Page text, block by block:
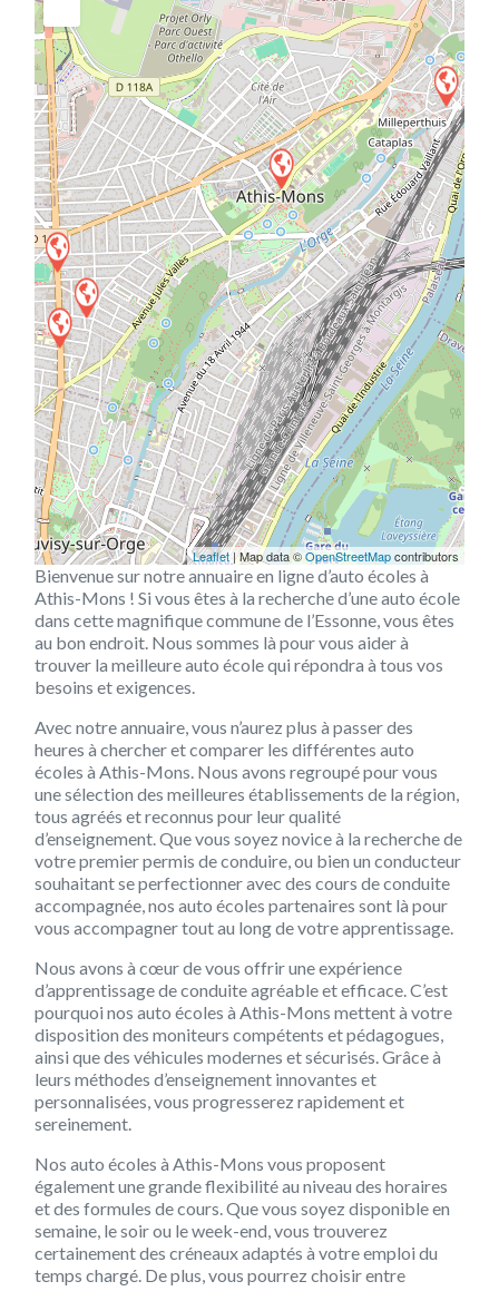
Leaflet | Map data ©OpenStreetMapcontributors
Bienvenue sur notre annuaire en ligne d’auto écoles à
Athis-Mons ! Si vous êtes à la recherche d’une auto école
dans cette magnifique commune de l’Essonne, vous êtes
au bon endroit. Nous sommes là pour vous aider à
trouver la meilleure auto école qui répondra à tous vos
besoins et exigences.
Avec notre annuaire, vous n’aurez plus à passer des
heures à chercher et comparer les différentes auto
écoles à Athis-Mons. Nous avons regroupé pour vous
une sélection des meilleures établissements de la région,
tous agréés et reconnus pour leur qualité
d’enseignement. Que vous soyez novice à la recherche de
votre premier permis de conduire, ou bien un conducteur
souhaitant se perfectionner avec des cours de conduite
accompagnée, nos auto écoles partenaires sont là pour
vous accompagner tout au long de votre apprentissage.
Nous avons à cœur de vous offrir une expérience
d’apprentissage de conduite agréable et efficace. C’est
pourquoi nos auto écoles à Athis-Mons mettent à votre
disposition des moniteurs compétents et pédagogues,
ainsi que des véhicules modernes et sécurisés. Grâce à
leurs méthodes d’enseignement innovantes et
personnalisées, vous progresserez rapidement et
sereinement.
Nos auto écoles à Athis-Mons vous proposent
également une grande flexibilité au niveau des horaires
et des formules de cours. Que vous soyez disponible en
semaine, le soir ou le week-end, vous trouverez
certainement des créneaux adaptés à votre emploi du
temps chargé. De plus, vous pourrez choisir entre